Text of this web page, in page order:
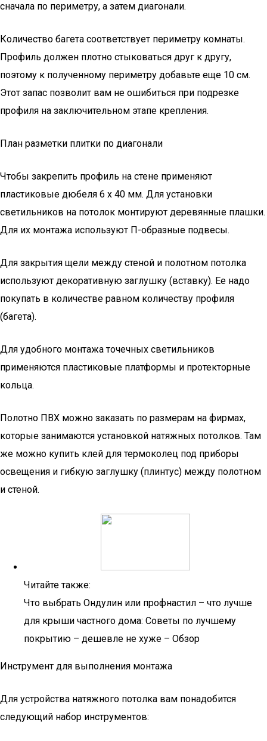
сначала по периметру, а затем диагонали.
Количество багета соответствует периметру комнаты.
Профиль должен плотно стыковаться друг к другу,
поэтому к полученному периметру добавьте еще 10 см.
Этот запас позволит вам не ошибиться при подрезке
профиля на заключительном этапе крепления.
План разметки плитки по диагонали
Чтобы закрепить профиль на стене применяют
пластиковые дюбеля 6 х 40 мм. Для установки
светильников на потолок монтируют деревянные плашки.
Для их монтажа используют П-образные подвесы.
Для закрытия щели между стеной и полотном потолка
используют декоративную заглушку (вставку). Ее надо
покупать в количестве равном количеству профиля
(багета).
Для удобного монтажа точечных светильников
применяются пластиковые платформы и протекторные
кольца.
Полотно ПВХ можно заказать по размерам на фирмах,
которые занимаются установкой натяжных потолков. Там
же можно купить клей для термоколец под приборы
освещения и гибкую заглушку (плинтус) между полотном
и стеной.
Читайте также:
Что выбрать Ондулин или профнастил – что лучше
для крыши частного дома: Советы по лучшему
покрытию – дешевле не хуже – Обзор
Инструмент для выполнения монтажа
Для устройства натяжного потолка вам понадобится
следующий набор инструментов: